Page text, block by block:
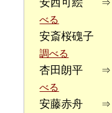
安西可絵 ⇒
べる
安斎桜磈子
調べる
杏田朗平 ⇒
べる
安藤赤舟 ⇒